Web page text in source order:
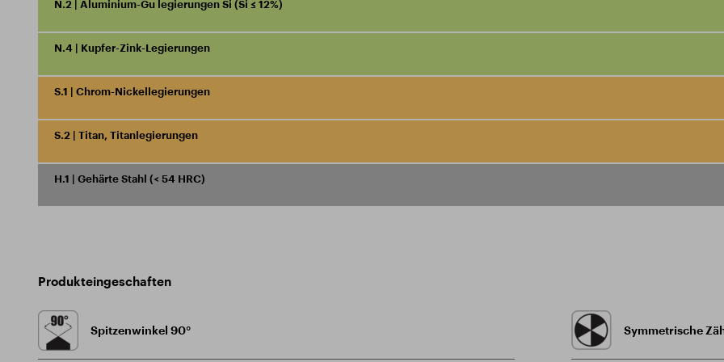
N.2 | Aluminium-Gu legierungen Si (Si ≤ 12%)
N.4 | Kupfer-Zink-Legierungen
S.1 | Chrom-Nickellegierungen
S.2 | Titan, Titanlegierungen
H.1 | Gehärte Stahl (< 54 HRC)
Produkteingeschaften
Spitzenwinkel 90° Symmetrische